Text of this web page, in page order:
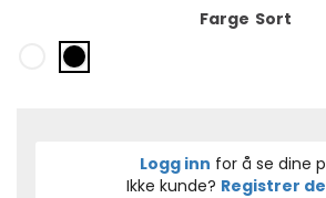
Farge Sort
Logg inn for å se dine
Ikke kunde? Registrer